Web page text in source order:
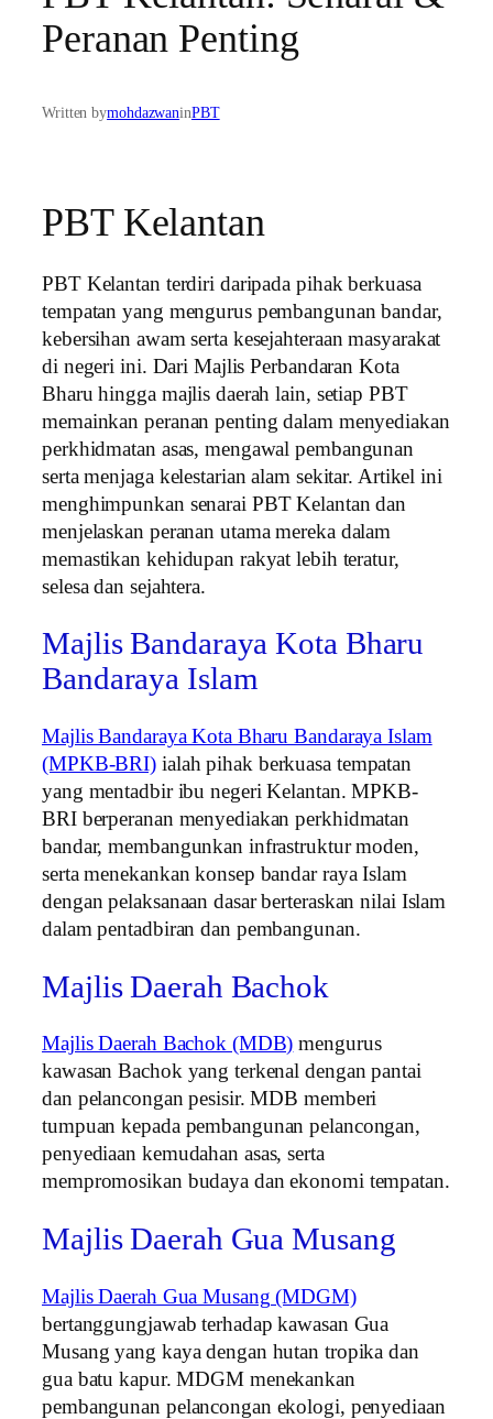
Peranan Penting
Written bymohdazwaninPBT
PBT Kelantan
PBT Kelantan terdiri daripada pihak berkuasa
tempatan yang mengurus pembangunan bandar,
kebersihan awam serta kesejahteraan masyarakat
di negeri ini. Dari Majlis Perbandaran Kota
Bharu hingga majlis daerah lain, setiap PBT
memainkan peranan penting dalam menyediakan
perkhidmatan asas, mengawal pembangunan
serta menjaga kelestarian alam sekitar. Artikel ini
menghimpunkan senarai PBT Kelantan dan
menjelaskan peranan utama mereka dalam
memastikan kehidupan rakyat lebih teratur,
selesa dan sejahtera.
Majlis Bandaraya Kota Bharu
Bandaraya Islam
Majlis Bandaraya Kota Bharu Bandaraya Islam
(MPKB-BRI) ialah pihak berkuasa tempatan
yang mentadbir ibu negeri Kelantan. MPKB-
BRI berperanan menyediakan perkhidmatan
bandar, membangunkan infrastruktur moden,
serta menekankan konsep bandar raya Islam
dengan pelaksanaan dasar berteraskan nilai Islam
dalam pentadbiran dan pembangunan.
Majlis Daerah Bachok
Majlis Daerah Bachok (MDB) mengurus
kawasan Bachok yang terkenal dengan pantai
dan pelancongan pesisir. MDB memberi
tumpuan kepada pembangunan pelancongan,
penyediaan kemudahan asas, serta
mempromosikan budaya dan ekonomi tempatan.
Majlis Daerah Gua Musang
Majlis Daerah Gua Musang (MDGM)
bertanggungjawab terhadap kawasan Gua
Musang yang kaya dengan hutan tropika dan
gua batu kapur. MDGM menekankan
pembangunan pelancongan ekologi, penyediaan